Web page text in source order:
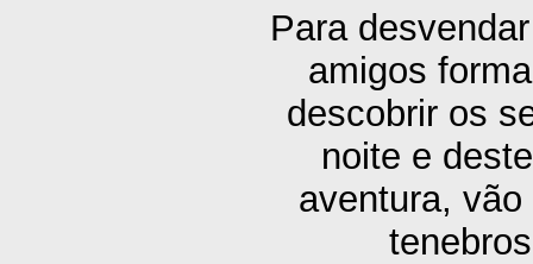
Para
amigos
descobrir os
noite e
aventura,